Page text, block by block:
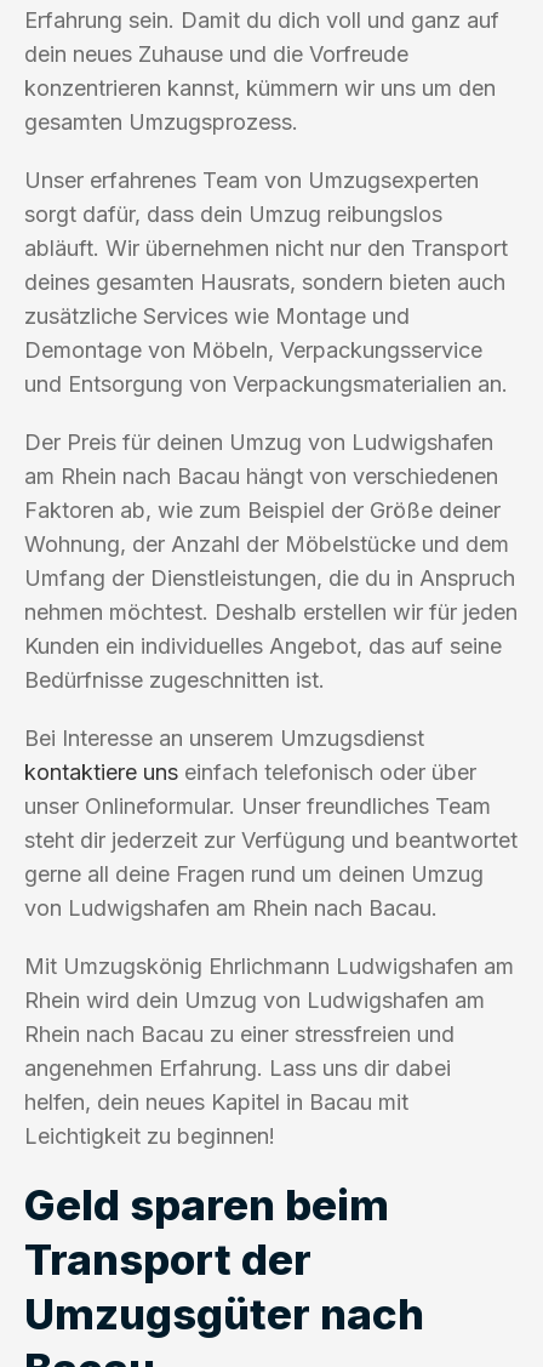
Erfahrung sein. Damit du dich voll und ganz auf
dein neues Zuhause und die Vorfreude
konzentrieren kannst, kümmern wir uns um den
gesamten Umzugsprozess.
Unser erfahrenes Team von Umzugsexperten
sorgt dafür, dass dein Umzug reibungslos
abläuft. Wir übernehmen nicht nur den Transport
deines gesamten Hausrats, sondern bieten auch
zusätzliche Services wie Montage und
Demontage von Möbeln, Verpackungsservice
und Entsorgung von Verpackungsmaterialien an.
Der Preis für deinen Umzug von Ludwigshafen
am Rhein nach Bacau hängt von verschiedenen
Faktoren ab, wie zum Beispiel der Größe deiner
Wohnung, der Anzahl der Möbelstücke und dem
Umfang der Dienstleistungen, die du in Anspruch
nehmen möchtest. Deshalb erstellen wir für jeden
Kunden ein individuelles Angebot, das auf seine
Bedürfnisse zugeschnitten ist.
Bei Interesse an unserem Umzugsdienst
kontaktiere uns einfach telefonisch oder über
unser Onlineformular. Unser freundliches Team
steht dir jederzeit zur Verfügung und beantwortet
gerne all deine Fragen rund um deinen Umzug
von Ludwigshafen am Rhein nach Bacau.
Mit Umzugskönig Ehrlichmann Ludwigshafen am
Rhein wird dein Umzug von Ludwigshafen am
Rhein nach Bacau zu einer stressfreien und
angenehmen Erfahrung. Lass uns dir dabei
helfen, dein neues Kapitel in Bacau mit
Leichtigkeit zu beginnen!
Geld sparen beim
Transport der
Umzugsgüter nach